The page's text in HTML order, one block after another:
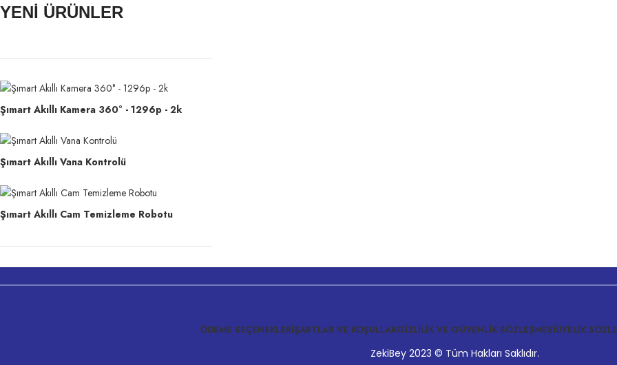
YENİ ÜRÜNLER
Şımart Akıllı Kamera 360° - 1296p - 2k
Şımart Akıllı Vana Kontrolü
Şımart Akıllı Cam Temizleme Robotu
ÖDEME SEÇENEKLERIŞARTLAR VE KOŞULLARGIZLILIK VE GÜVENLIK SÖZLEŞMESIÜYELIK
ZekiBey 2023 © Tüm Hakları Saklıdır.